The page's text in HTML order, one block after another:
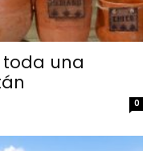
toda una
0